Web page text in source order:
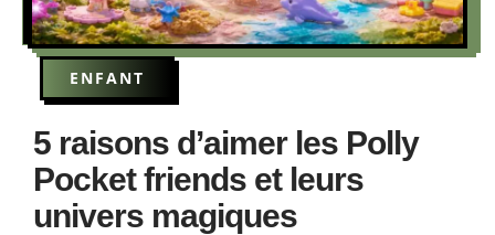
ENFANT
5 raisons d’aimer les Polly
Pocket friends et leurs
univers magiques